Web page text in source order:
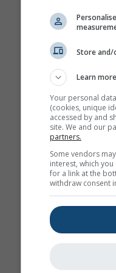
Store and/
Learn more
Your personal
(cookies, unique
accessed by and
site. We and our
partners.
Some vendors
interest, which
for a link at the
withdraw consent